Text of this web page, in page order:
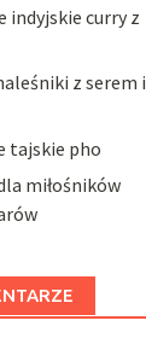
indyjskie curry z
z serem i
tajskie pho
miłośników